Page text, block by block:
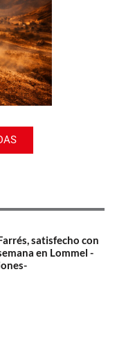
satisfecho con
en Lommel -